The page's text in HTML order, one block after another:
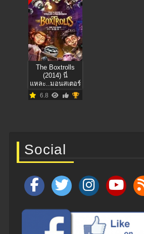
The Boxtrolls
(2014) นี่
แหละ..มอนสเตอร์
6.8
Social